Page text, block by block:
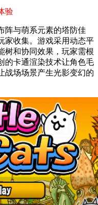
验
阵与萌系元素的塔防佳
家收集。游戏采用动态平
树和协同效果，玩家需根
的卡通渲染技术让角色毛
战场场景产生光影变幻的